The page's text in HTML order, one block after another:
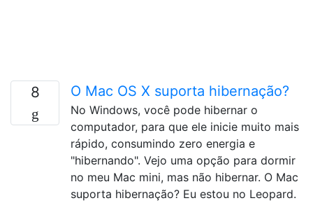
8 O Mac OS X suporta hibernação?
No Windows, você pode hibernar o
computador, para que ele inicie muito mais
rápido, consumindo zero energia e
"hibernando". Vejo uma opção para dormir
no meu Mac mini, mas não hibernar. O Mac
suporta hibernação? Eu estou no Leopard.